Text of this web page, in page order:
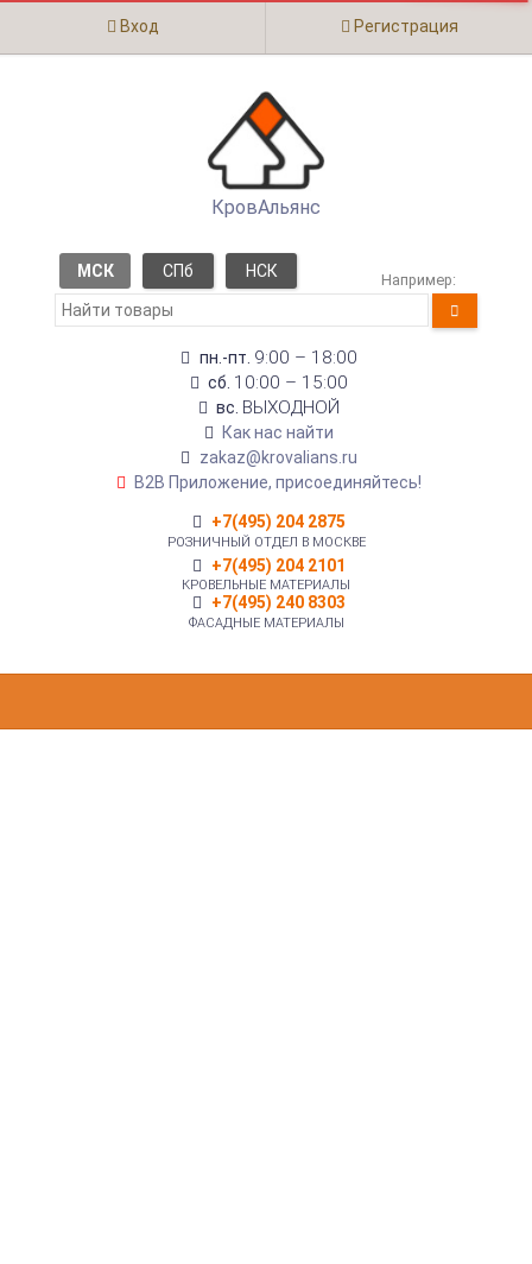
Вход Регистрация
КровАльянс
МСК СПб НСК Например:
пн.-пт. 9:00 – 18:00
сб. 10:00 – 15:00
вс. ВЫХОДНОЙ
Как нас найти
zakaz@krovalians.ru
B2B Приложение, присоединяйтесь!
+7(495) 204 2875
РОЗНИЧНЫЙ ОТДЕЛ В МОСКВЕ
+7(495) 204 2101
КРОВЕЛЬНЫЕ МАТЕРИАЛЫ
+7(495) 240 8303
ФАСАДНЫЕ МАТЕРИАЛЫ